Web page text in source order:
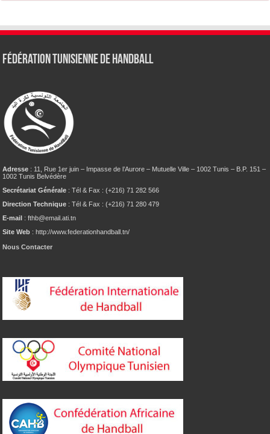
Fédération tunisienne de Handball
Adresse : 11, Rue 1er juin – Impasse de l’Aurore – Mutuelle Ville – 1002 Tunis – B.P. 151 –
1002 Tunis Belvédère
Secrétariat Générale : Tél & Fax : (+216) 71 282 566
Direction Technique : Tél & Fax : (+216) 71 280 479
E-mail : fthb@email.ati.tn
Site Web : http://www.federationhandball.tn/
Nous Contacter